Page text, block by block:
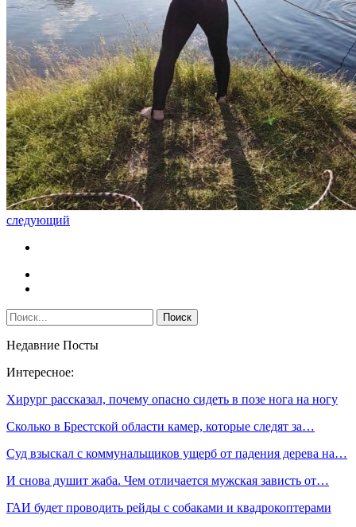
следующий
Недавние Посты
Интересное:
Хирург рассказал, почему опасно сидеть в позе нога на ногу
Сколько в Брестской области камер, которые следят за…
Суд взыскал с коммунальщиков ущерб от падения дерева на…
И снова душит жаба. Чем отличается мужская зависть от…
ГАИ будет проводить рейды с собаками и квадрокоптерами